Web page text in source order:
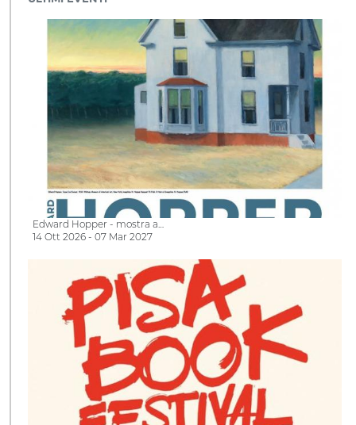
Edward Hopper - mostra a…
14 Ott 2026 - 07 Mar 2027